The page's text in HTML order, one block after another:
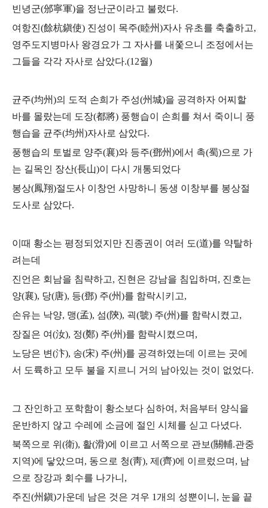
빈녕군(邠寧軍)을 정난군이라고 불렀다.
여항진(餘杭鎭使) 진성이 목주(睦州)자사 유초를 축출하고,
영주도지병마사 왕경요가 그 자사를 내쫓으니 조정에서는
그들을 각각 자사로 삼았다.(12월)
균주(均州)의 도적 손희가 주성(州城)을 공격하자 어찌할
바를 몰랐는데 도장(都將) 풍행습이 손희를 쳐서 죽이니 풍
행습을 균주(均州)자사로 삼았다.
풍행습의 토벌로 양주(襄)와 등주(鄧州)에서 촉(蜀)으로 가
는 길목인 장산(長山)이 다시 개통되었다
봉상(鳳翔)절도사 이창언 사망하니 동생 이창부를 봉상절
도사로 삼았다.
이때 황소는 평정되었지만 진종권이 여러 도(道)를 약탈하
려는데
진언은 회남을 침략하고, 진현은 강남을 침입하며 , 진호는
양(襄), 당(唐), 등(鄧) 주(州)를 함락시키고,
손유는 낙양, 맹(孟), 섬(陝), 괵(虢) 주(州)를 함락시켰고,
장질은 여(汝), 정(鄭) 주(州)를 함락시켰으며 ,
노당은 변(汴), 송(宋) 주(州)를 공격하였는데 이르는 곳에
서 도륙하고 모두 불을 지르니 거의 남아있는 것이 없었다.
그 잔인하고 포학함이 황소보다 심하여 , 처음부터 양식을
운반하지 않고 수레에 소금에 절인 시체를 싣고 다녔다.
북쪽으로 위 (衛), 활(滑)에 이르고 서쪽으로 관보(關輔.관중
지역)에 닿았으며 , 동으로 청(靑), 제 (齊)에 이르렀으며 , 남
으로 장강과 회수를 나가니 ,
주진(州鎭)가운데 남은 것은 겨우 1 개의 성뿐이니 , 눈을 끝